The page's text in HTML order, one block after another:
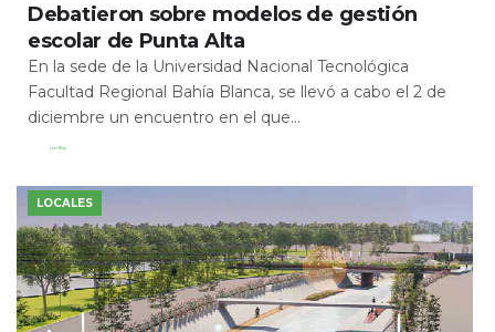
Debatieron sobre modelos de gestión
escolar de Punta Alta
En la sede de la Universidad Nacional Tecnológica
Facultad Regional Bahía Blanca, se llevó a cabo el 2 de
diciembre un encuentro en el que...
Leer Más
LOCALES